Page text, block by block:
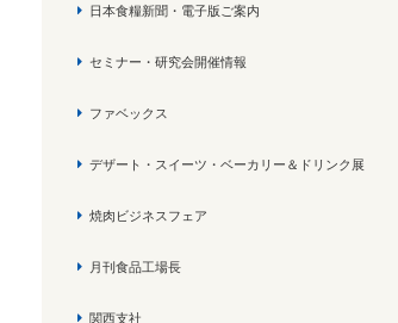
日本食糧新聞・電子版ご案内
セミナー・研究会開催情報
ファベックス
デザート・スイーツ・ベーカリー＆ドリンク展
焼肉ビジネスフェア
月刊食品工場長
関西支社